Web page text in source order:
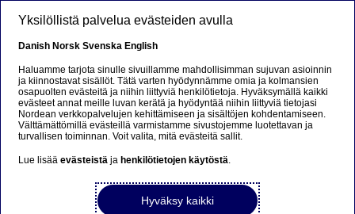
Beklager...
Denne siden findes ikke på norsk
Bli værende på denne siden|Fortsett til en lignende
side på norsk
Yksilöllistä palvelua evästeiden avulla
Danish Norsk Svenska English
Haluamme tarjota sinulle sivuillamme mahdollisimman sujuvan asioinnin
ja kiinnostavat sisällöt. Tätä varten hyödynnämme omia ja kolmansien
osapuolten evästeitä ja niihin liittyviä henkilötietoja. Hyväksymällä kaikki
evästeet annat meille luvan kerätä ja hyödyntää niihin liittyviä tietojasi
Nordean verkkopalvelujen kehittämiseen ja sisältöjen kohdentamiseen.
Välttämättömillä evästeillä varmistamme sivustojemme luotettavan ja
turvallisen toiminnan. Voit valita, mitä evästeitä sallit.
Lue lisääevästeistä ja henkilötietojen käytöstä.
Hyväksy kaikki